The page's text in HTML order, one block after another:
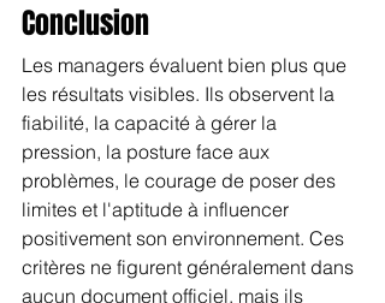
Conclusion
Les managers évaluent bien plus que
les résultats visibles. Ils observent la
fiabilité, la capacité à gérer la
pression, la posture face aux
problèmes, le courage de poser des
limites et l'aptitude à influencer
positivement son environnement. Ces
critères ne figurent généralement dans
aucun document officiel, mais ils